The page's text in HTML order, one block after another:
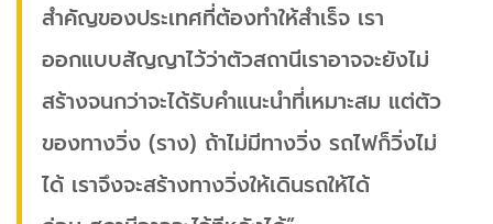
สำคัญของประเทศที่ต้องทำให้สำเร็จ เรา
ออกแบบสัญญาไว้ว่าตัวสถานีเราอาจจะยังไม่
สร้างจนกว่าจะได้รับคำแนะนำที่เหมาะสม แต่ตัว
ของทางวิ่ง (ราง) ถ้าไม่มีทางวิ่ง รถไฟก็วิ่งไม่
ได้ เราจึงจะสร้างทางวิ่งให้เดินรถให้ได้